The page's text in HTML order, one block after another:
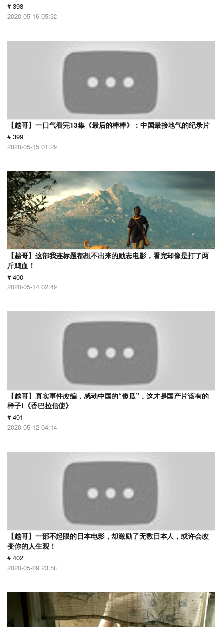
# 398
2020-05-16 05:32
【越哥】一口气看完13集《最后的棒棒》：中国最接地气的纪录片
# 399
2020-05-15 01:29
【越哥】这部我连标题都想不出来的励志电影，看完却像是打了两
斤鸡血！
# 400
2020-05-14 02:49
【越哥】真实事件改编，感动中国的“傻瓜”，这才是国产片该有的
样子!《香巴拉信使》
# 401
2020-05-12 04:14
【越哥】一部不起眼的日本电影，却激励了无数日本人，或许会改
变你的人生观！
# 402
2020-05-09 23:58